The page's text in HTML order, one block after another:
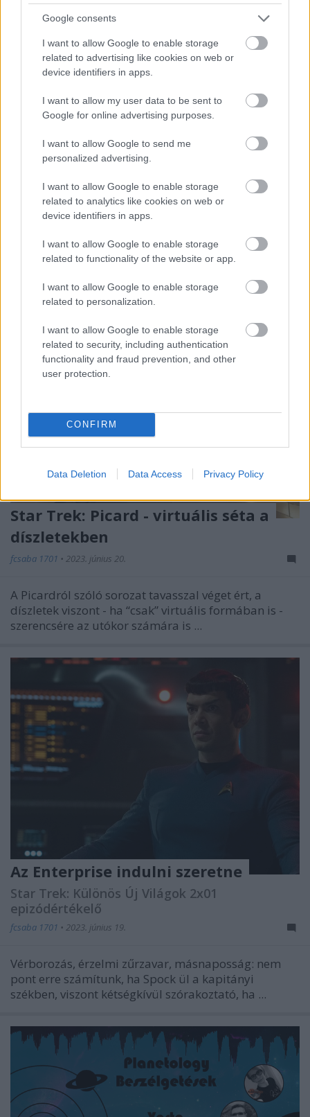
Google consents
I want to allow Google to enable storage
related to advertising like cookies on web or
device identifiers in apps.
I want to allow my user data to be sent to
Google for online advertising purposes.
I want to allow Google to send me
personalized advertising.
I want to allow Google to enable storage
related to analytics like cookies on web or
device identifiers in apps.
I want to allow Google to enable storage
related to functionality of the website or app.
I want to allow Google to enable storage
related to personalization.
I want to allow Google to enable storage
related to security, including authentication
functionality and fraud prevention, and other
user protection.
CONFIRM
Data Deletion Data Access Privacy Policy
A második évaddal véget ér a Star
Trek: Prodigy
fcsaba 1701•2023. június 23.
Szomorú hírt szállított ma a
The Hollywood Reporter
ugyanis több sorozat mellett a Star Trek: Prodigy-t
is elkaszálta a Paramount+. Sajnos a ...
Star Trek: Picard - virtuális séta a
díszletekben
fcsaba 1701 • 2023. június 20.
A Picardról szóló sorozat tavasszal véget ért, a
díszletek viszont - ha “csak” virtuális formában is -
szerencsére az utókor számára is ...
Az Enterprise indulni szeretne
Star Trek: Különös Új Világok 2x01
epizódértékelő
fcsaba 1701 • 2023. június 19.
Vérborozás, érzelmi zűrzavar, másnaposság: nem
pont erre számítunk, ha Spock ül a kapitányi
székben, viszont kétségkívül szórakoztató, ha ...